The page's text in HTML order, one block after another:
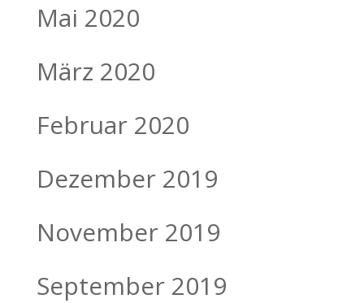
Mai 2020
März 2020
Februar 2020
Dezember 2019
November 2019
September 2019